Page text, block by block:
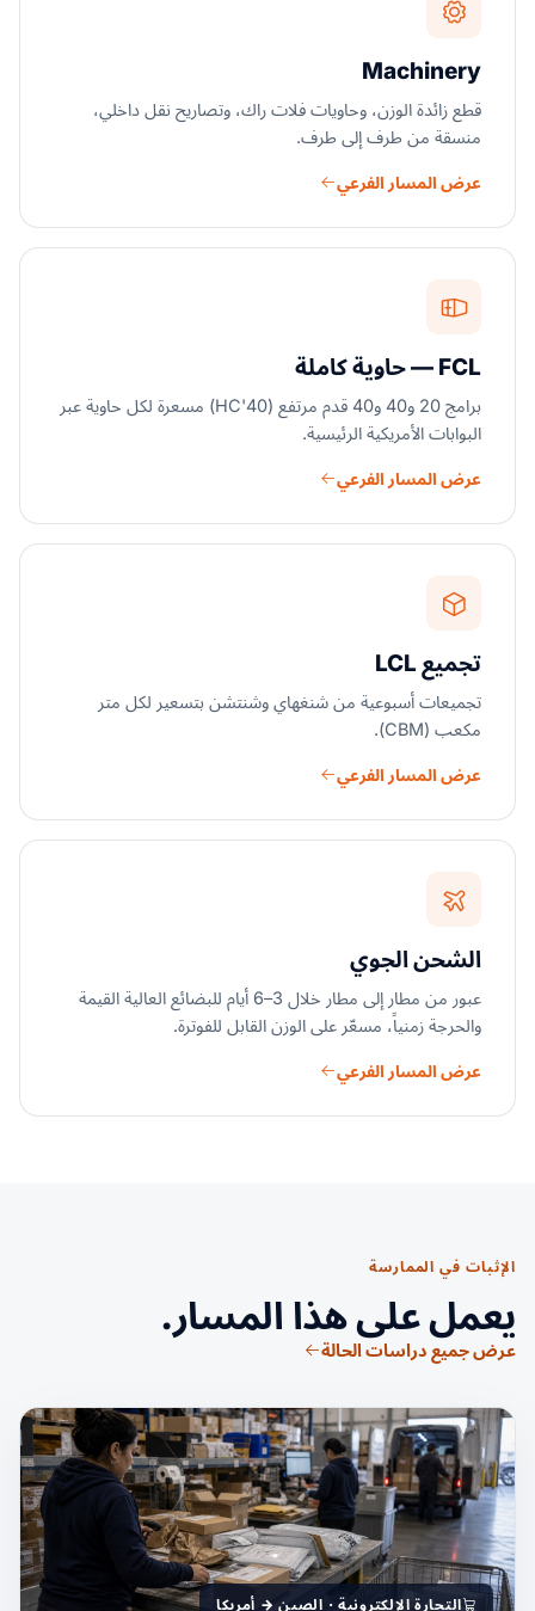
Machinery
قطع زائدة الوزن، وحاويات فلات راك، وتصاريح نقل داخلي،
منسقة من طرف إلى طرف.
عرض المسار الفرعي
FCL — حاوية كاملة
برامج 20 و40 و40 قدم مرتفع (40'HC) مسعرة لكل حاوية عبر
البوابات الأمريكية الرئيسية.
عرض المسار الفرعي
تجميع LCL
تجميعات أسبوعية من شنغهاي وشنتشن بتسعير لكل متر
مكعب (CBM).
عرض المسار الفرعي
الشحن الجوي
عبور من مطار إلى مطار خلال 3–6 أيام للبضائع العالية القيمة
والحرجة زمنياً، مسعّر على الوزن القابل للفوترة.
عرض المسار الفرعي
الإثبات في الممارسة
يعمل على هذا المسار.
عرض جميع دراسات الحالة
التجارة الإلكترونية · الصين → أمريكا